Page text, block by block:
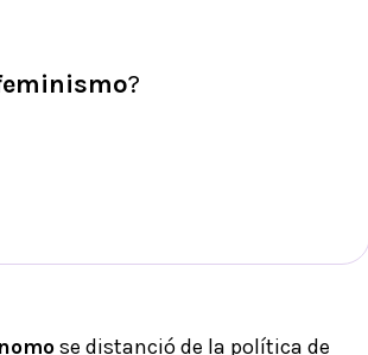
?
se distanció de la política de